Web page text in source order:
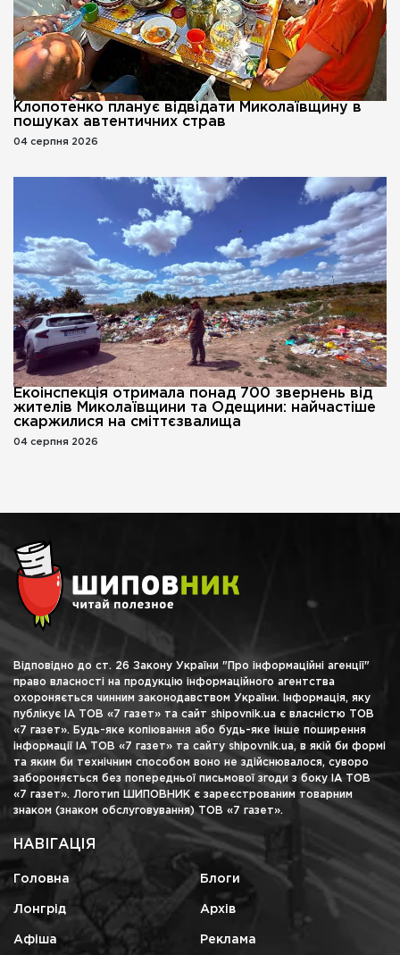
Клопотенко планує відвідати Миколаївщину в
пошуках автентичних страв
04 серпня 2026
Екоінспекція отримала понад 700 звернень від
жителів Миколаївщини та Одещини: найчастіше
скаржилися на сміттєзвалища
04 серпня 2026
Відповідно до ст. 26 Закону України "Про інформаційні агенції"
право власності на продукцію інформаційного агентства
охороняється чинним законодавством України. Інформація, яку
публікує ІА ТОВ «7 газет» та сайт shipovnik.ua є власністю ТОВ
«7 газет». Будь-яке копіювання або будь-яке інше поширення
інформації ІА ТОВ «7 газет» та сайту shipovnik.ua, в якій би формі
та яким би технічним способом воно не здійснювалося, суворо
забороняється без попередньої письмової згоди з боку ІА ТОВ
«7 газет». Логотип ШИПОВНИК є зареєстрованим товарним
знаком (знаком обслуговування) ТОВ «7 газет».
НАВІГАЦІЯ
Головна Блоги
Лонгрід Архів
Афіша Реклама